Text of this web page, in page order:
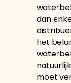
dan
het
moet